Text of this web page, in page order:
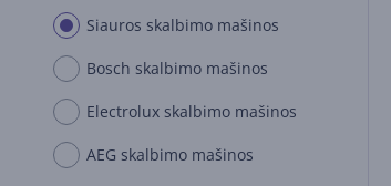
Siauros skalbimo mašinos
Bosch skalbimo mašinos
Electrolux skalbimo mašinos
AEG skalbimo mašinos